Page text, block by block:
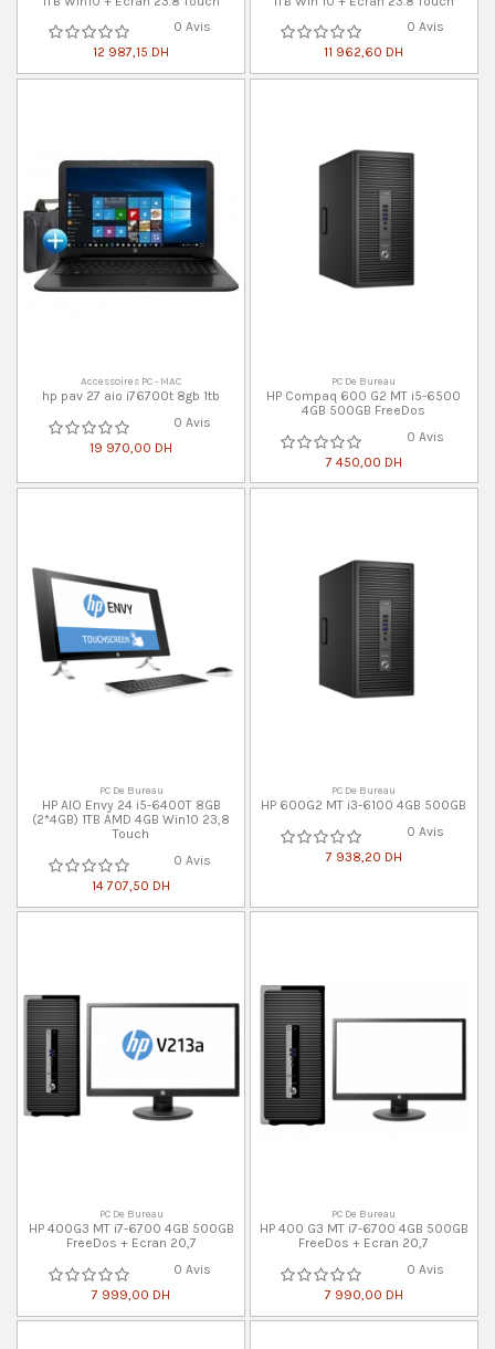
0 Avis
12 987,15 DH
0 Avis
11 962,60 DH
Accessoires PC - MAC
hp pav 27 aio i76700t 8gb 1tb
0 Avis
19 970,00 DH
PC De Bureau
HP Compaq 600 G2 MT i5-6500
4GB 500GB FreeDos
0 Avis
7 450,00 DH
PC De Bureau
HP AIO Envy 24 i5-6400T 8GB
(2*4GB) 1TB AMD 4GB Win10 23,8
Touch
0 Avis
14 707,50 DH
PC De Bureau
HP 600G2 MT i3-6100 4GB 500GB
0 Avis
7 938,20 DH
PC De Bureau
HP 400G3 MT i7-6700 4GB 500GB
FreeDos + Ecran 20,7
0 Avis
7 999,00 DH
PC De Bureau
HP 400 G3 MT i7-6700 4GB 500GB
FreeDos + Ecran 20,7
0 Avis
7 990,00 DH